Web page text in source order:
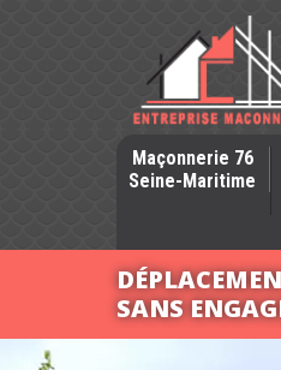
Maçonnerie 76
Seine-Maritime
SANS